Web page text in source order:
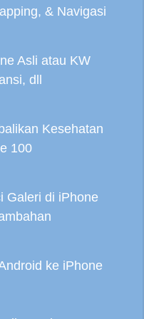
& Navigasi
Asli atau KW
dll
Kesehatan
100
Galeri di iPhone
ke iPhone